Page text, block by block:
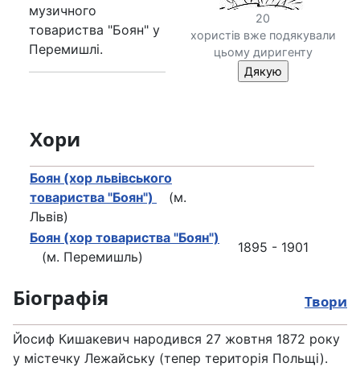
20
хористів вже подякували
цьому диригенту
музичного
товариства "Боян" у
Перемишлі.
Хори
Боян (хор львівського
товариства "Боян")
(м.
Львів)
Боян (хор товариства "Боян")
(м. Перемишль)
1895 - 1901
Біографія Твори
Йосиф Кишакевич народився 27 жовтня 1872 року
у містечку Лежайську (тепер територія Польщі).